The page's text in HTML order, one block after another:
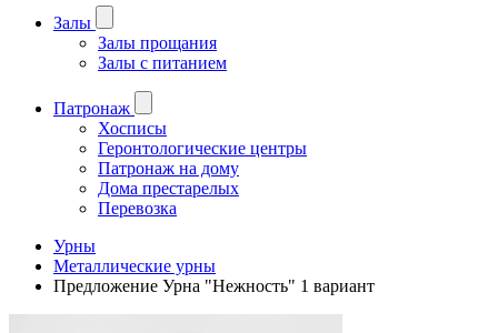
Залы
Залы прощания
Залы с питанием
Патронаж
Хосписы
Геронтологические центры
Патронаж на дому
Дома престарелых
Перевозка
Урны
Металлические урны
Предложение Урна "Нежность" 1 вариант